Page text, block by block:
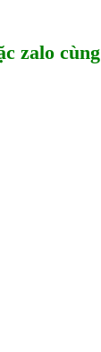
zalo cùng